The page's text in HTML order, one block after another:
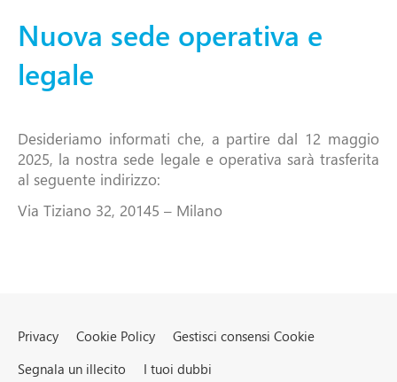
Nuova sede operativa e
legale
Desideriamo informati che, a partire dal 12 maggio
2025, la nostra sede legale e operativa sarà trasferita
al seguente indirizzo:
Via Tiziano 32, 20145 – Milano
Privacy Cookie Policy
Gestisci consensi Cookie
Segnala un illecito
I tuoi dubbi